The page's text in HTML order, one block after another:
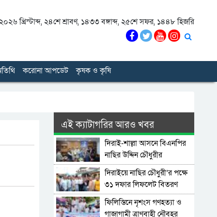
খ্রিস্টাব্দ, ২৪শে শ্রাবণ, ১৪৩৩ বঙ্গাব্দ, ২৫শে সফর, ১৪৪৮ হিজরি
করোনা আপডেট কৃষক ও কৃষি
এই ক্যাটাগরির আরও খবর
দিরাই-শাল্লা আসনে বিএনপির
নাছির উদ্দিন চৌধুরীর
মনোনয়নপত্র সংগ্রহ
দিরাইয়ে নাছির চৌধুরী’র পক্ষে
৩১ দফার লিফলেট বিতরণ
ফিলিস্তিনে নৃশংস গণহত্যা ও
গাজাগামী ত্রাণবাহী নৌবহর